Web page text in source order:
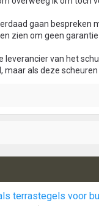
gaan bespreken
zien om geen garantie
leverancier van het
maar als deze
terrastegels voor